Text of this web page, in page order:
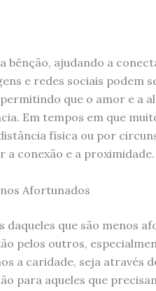
ajudando a
e redes sociais podem
que o amor e a
Em tempos em que
física ou por
conexão e a proximidade.
Afortunados
que são menos
pelos outros,
a caridade, seja através
para aqueles que